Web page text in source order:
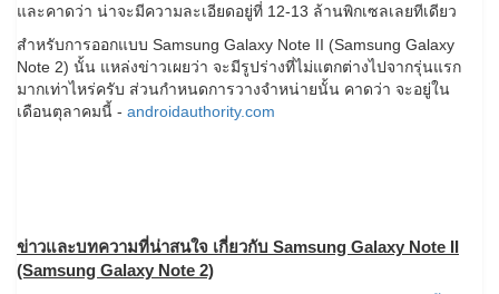
และคาดว่า น่าจะมีความละเอียดอยู่ที่ 12-13 ล้านพิกเซลเลยทีเดียว
สำหรับการออกแบบ Samsung Galaxy Note II (Samsung Galaxy
Note 2) นั้น แหล่งข่าวเผยว่า จะมีรูปร่างที่ไม่แตกต่างไปจากรุ่นแรก
มากเท่าไหร่ครับ ส่วนกำหนดการวางจำหน่ายนั้น คาดว่า จะอยู่ใน
เดือนตุลาคมนี้ - androidauthority.com
ข่าวและบทความที่น่าสนใจ เกี่ยวกับ Samsung Galaxy Note II
(Samsung Galaxy Note 2)